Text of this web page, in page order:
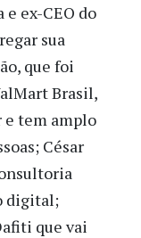
e ex-CEO do
sua
que foi
Brasil,
e tem amplo
César
digital;
que vai